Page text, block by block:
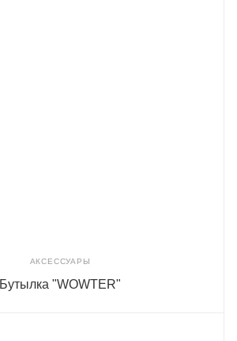
АКСЕССУАРЫ
Бутылка "WOWTER"